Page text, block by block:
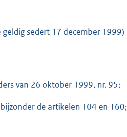
sedert 17 december 1999)
van 26 oktober 1999, nr. 95;
de artikelen 104 en 160;